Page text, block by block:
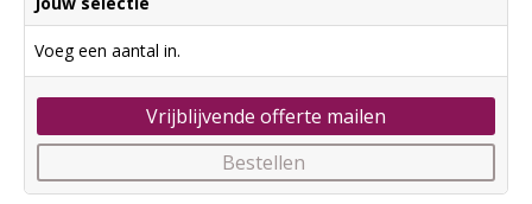
Voeg een aantal in.
Vrijblijvende offerte mailen
Bestellen